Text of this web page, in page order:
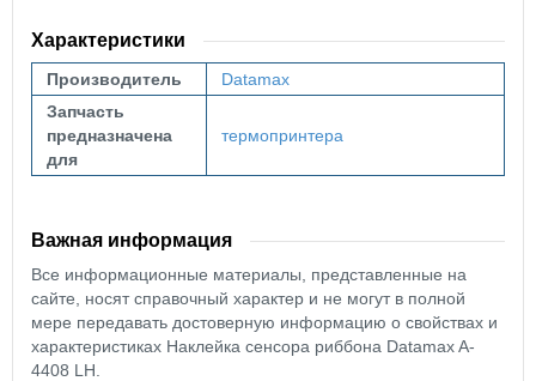
Характеристики
Производитель
Datamax
Запчасть
предназначена
для
термопринтера
Важная информация
Все информационные материалы, представленные на
сайте, носят справочный характер и не могут в полной
мере передавать достоверную информацию о свойствах и
характеристиках Наклейка сенсора риббона Datamax A-
4408 LH.